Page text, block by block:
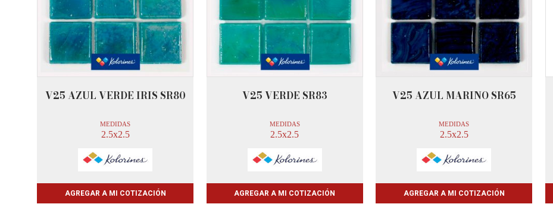
V25 AZUL VERDE IRIS SR80
MEDIDAS
2.5x2.5
AGREGAR A MI COTIZACIÓN
V25 VERDE SR83
MEDIDAS
2.5x2.5
AGREGAR A MI COTIZACIÓN
V25 AZUL MARINO SR65
MEDIDAS
2.5x2.5
AGREGAR A MI COTIZACIÓN